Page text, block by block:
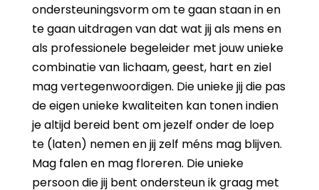
ondersteuningsvorm om te gaan staan in en
te gaan uitdragen van dat wat jij als mens en
als professionele begeleider met jouw unieke
combinatie van lichaam, geest, hart en ziel
mag vertegenwoordigen. Die unieke jij die pas
de eigen unieke kwaliteiten kan tonen indien
je altijd bereid bent om jezelf onder de loep
te (laten) nemen en jij zelf méns mag blijven.
Mag falen en mag floreren. Die unieke
persoon die jij bent ondersteun ik graag met